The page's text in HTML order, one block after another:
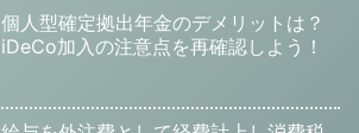
個人型確定拠出年金のデメリットは？
iDeCo加入の注意点を再確認しよう！